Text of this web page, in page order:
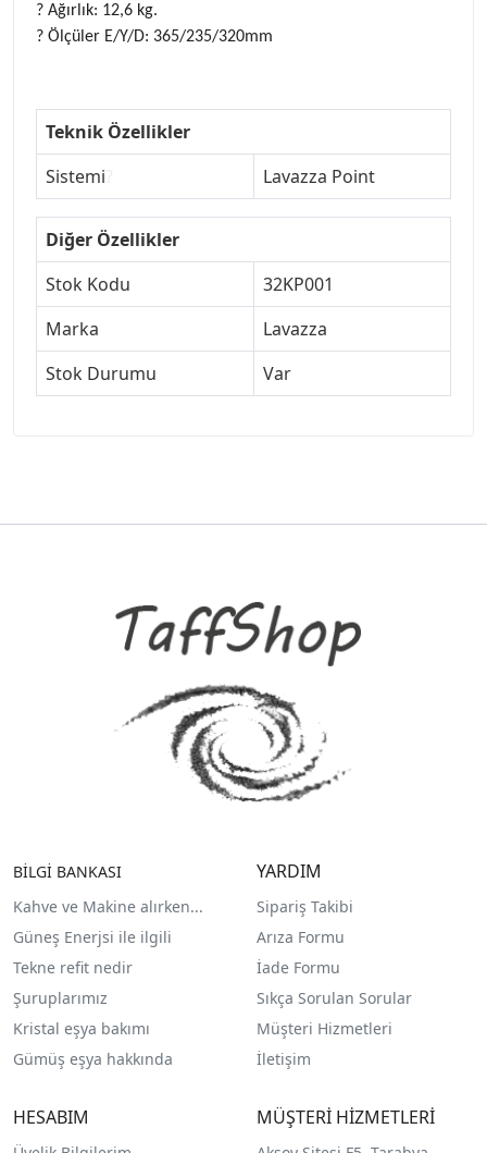
? Ağırlık: 12,6 kg.
? Ölçüler E/Y/D: 365/235/320mm
Teknik Özellikler
Sistemi
Lavazza Point
Diğer Özellikler
Stok Kodu
32KP001
Marka
Lavazza
Stok Durumu
Var
BİLGİ BANKASI
Kahve ve Makine alırken...
Güneş Enerjsi ile ilgili
Tekne refit nedir
Şuruplarımız
Kristal eşya bakımı
Gümüş eşya hakkında
YARDIM
Sipariş Takibi
Arıza Formu
İade Formu
Sıkça Sorulan Sorular
Müşteri Hizmetleri
İletişim
HESABIM MÜŞTERİ HİZMETLERİ